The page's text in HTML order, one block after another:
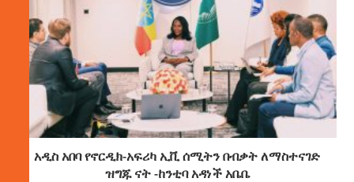
አዲስ አበባ የኖርዲክ-አፍሪካ ኢቪ ሰሚትን በብቃት ለማስተናገድ
ዝግጁ ናት -ከንቲባ አዳነች አቤቤ